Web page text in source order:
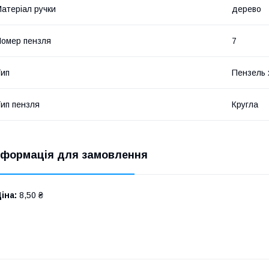
ручки дерево
пензля 7
Пензель
пензля Кругла
для замовлення
8,50 ₴